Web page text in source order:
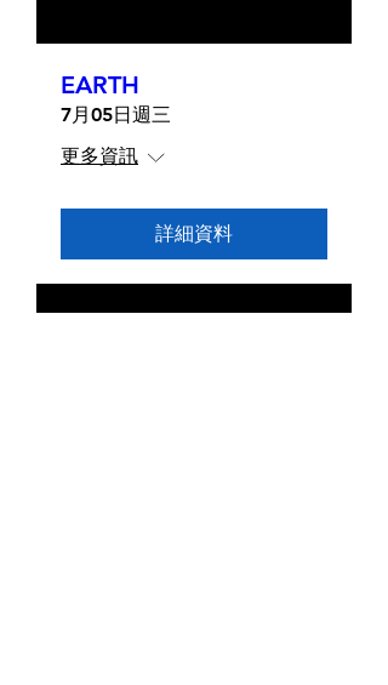
EARTH
7月05日週三
更多資訊
詳細資料